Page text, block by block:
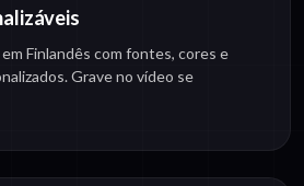
Finlandês com fontes, cores e
Grave no vídeo se